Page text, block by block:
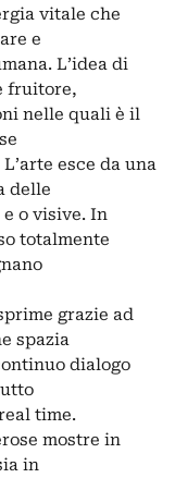
vitale che
e
L’idea di
fruitore,
nelle quali è il
esce da una
delle
o visive. In
totalmente
grazie ad
spazia
dialogo
time.
mostre in
in